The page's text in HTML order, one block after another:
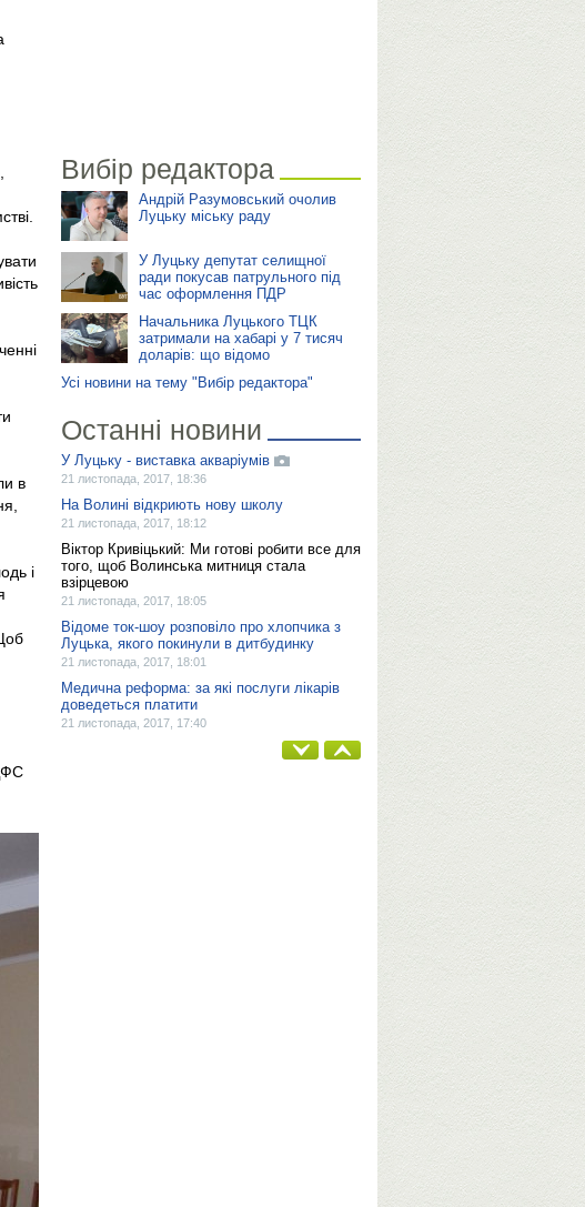
в
і
Вибір редактора
Андрій Разумовський очолив
Луцьку міську раду
У Луцьку депутат селищної
ради покусав патрульного під
час оформлення ПДР
Начальника Луцького ТЦК
затримали на хабарі у 7 тисяч
доларів: що відомо
Усі новини на тему "Вибір редактора"
Останні новини
У Луцьку - виставка акваріумів
21 листопада, 2017, 18:36
На Волині відкриють нову школу
21 листопада, 2017, 18:12
Віктор Кривіцький: Ми готові робити все для
того, щоб Волинська митниця стала
взірцевою
21 листопада, 2017, 18:05
Відоме ток-шоу розповіло про хлопчика з
Луцька, якого покинули в дитбудинку
21 листопада, 2017, 18:01
Медична реформа: за які послуги лікарів
доведеться платити
21 листопада, 2017, 17:40